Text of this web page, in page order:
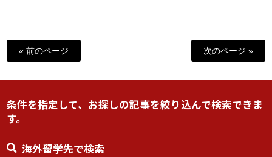
« 前のページ 次のページ »
条件を指定して、お探しの記事を絞り込んで検索できま
す。
海外留学先で検索